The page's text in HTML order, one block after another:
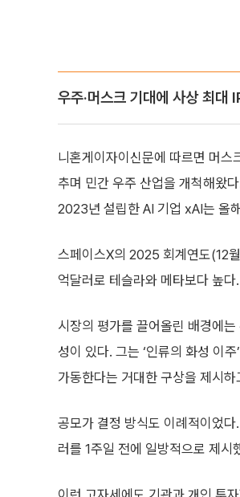
우주·머스크 기대에 사상 최대
니혼게이자이신문에 따르면 머
추며 민간 우주 산업을 개척해왔
2023년 설립한 AI 기업 xAI는 올
스페이스X의 2025 회계연도(12
억달러로 테슬라와 메타보다 높다.
시장의 평가를 끌어올린 배경에
성이 있다. 그는 ‘인류의 화성 이
가동한다는 거대한 구상을 제시하
공모가 결정 방식도 이례적이었
러를 1주일 전에 일방적으로 제시